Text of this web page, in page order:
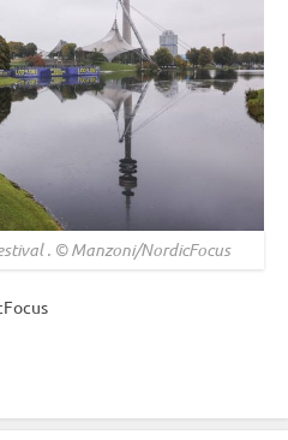
. © Manzoni/NordicFocus